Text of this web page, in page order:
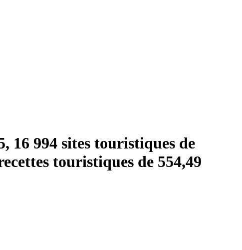
16 994 sites touristiques de
touristiques de 554,49